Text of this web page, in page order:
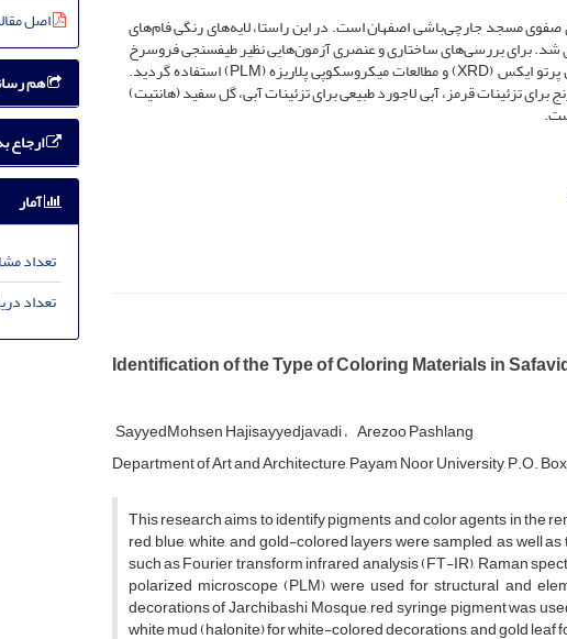
صفوی مسجد جارچی‌باشی اصفهان است. در این راستا، لایه‌های رنگی فام‌های
شد. برای بررسی‌های ساختاری و عنصری آزمون‌هایی نظیر طیف­سنجی فروسرخ
تبدیل فوریه (FT-IR)، طیف‌سنجی رامان، فلورسانس پرتو ایکس (XRF)، پراش­ پرتو ایکس (XRD) و مطالعات میکروسکوپی پلاریزه (PLM) استفاده گردید.
تزئینات قرمز، آبی لاجورد طبیعی برای تزئینات آبی، گل سفید (هانتیت)
Identification of the Type of Coloring Materials in
SayyedMohsen Hajisayyedjavadi Arezoo Pashlang
Department of Art and Architecture, Payam Noor University, P.O.
This research aims to identify pigments and color agents in the
red, blue, white, and gold-colored layers were sampled, as well
such as Fourier transform infrared analysis (FT-IR), Raman
polarized microscope (PLM) were used for structural and
decorations of Jarchibashi Mosque, red syringe pigment was
white mud (halonite) for white-colored decorations, and gold
اصل
هم
ارجاع
آمار
تعداد
تعداد